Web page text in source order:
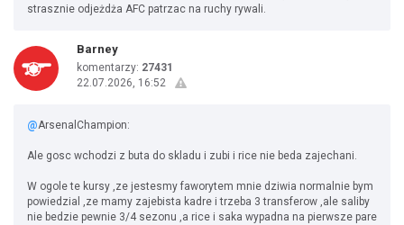
strasznie odjeżdża AFC patrzac na ruchy rywali.
Barney
komentarzy: 27431
22.07.2026, 16:52
@ArsenalChampion:
Ale gosc wchodzi z buta do skladu i zubi i rice nie beda zajechani.
W ogole te kursy ,ze jestesmy faworytem mnie dziwia normalnie bym
powiedzial ,ze mamy zajebista kadre i trzeba 3 transferow ,ale saliby
nie bedzie pewnie 3/4 sezonu ,a rice i saka wypadna na pierwsze pare